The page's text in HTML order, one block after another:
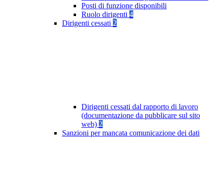
Posti di funzione disponibili
Ruolo dirigenti 4
Dirigenti cessati 2
Dirigenti cessati dal rapporto di lavoro
(documentazione da pubblicare sul sito
web) 2
Sanzioni per mancata comunicazione dei dati